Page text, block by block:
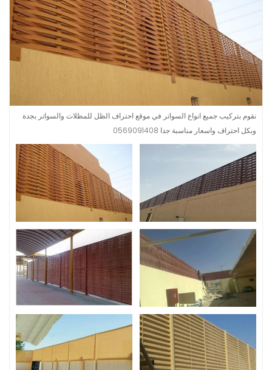
نقوم بتركيب جميع انواع السواتر في موقع احتراف الظل للمظلات والسواتر بجدة
وبكل احتراف واسعار مناسبة جدا 0569091408